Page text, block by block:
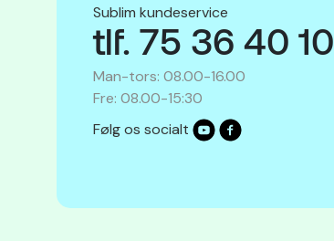
Sublim kundeservice
tlf. 75 36 40 10
Man-tors: 08.00-16.00
Fre: 08.00-15:30
Følg os socialt